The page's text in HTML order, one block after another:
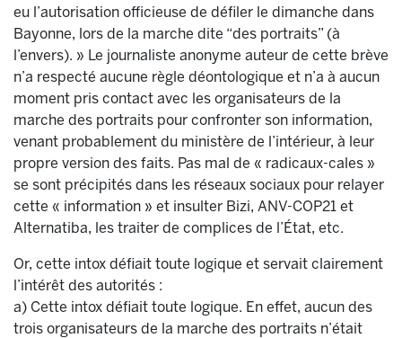
eu l’autorisation officieuse de défiler le dimanche dans
Bayonne, lors de la marche dite “des portraits” (à
l’envers). » Le journaliste anonyme auteur de cette brève
n’a respecté aucune règle déontologique et n’a à aucun
moment pris contact avec les organisateurs de la
marche des portraits pour confronter son information,
venant probablement du ministère de l’intérieur, à leur
propre version des faits. Pas mal de « radicaux-cales »
se sont précipités dans les réseaux sociaux pour relayer
cette « information » et insulter Bizi, ANV-COP21 et
Alternatiba, les traiter de complices de l’État, etc.
Or, cette intox défiait toute logique et servait clairement
l’intérêt des autorités :
a) Cette intox défiait toute logique. En effet, aucun des
trois organisateurs de la marche des portraits n’était